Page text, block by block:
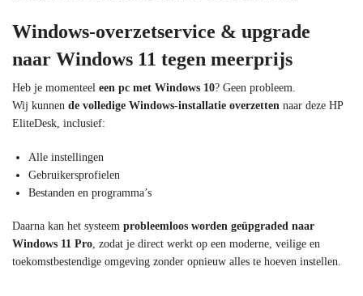
Windows‑overzetservice & upgrade
naar Windows 11 tegen meerprijs
Heb je momenteel een pc met Windows 10? Geen probleem.
Wij kunnen de volledige Windows‑installatie overzetten naar deze HP
EliteDesk, inclusief:
Alle instellingen
Gebruikersprofielen
Bestanden en programma’s
Daarna kan het systeem probleemloos worden geüpgraded naar
Windows 11 Pro, zodat je direct werkt op een moderne, veilige en
toekomstbestendige omgeving zonder opnieuw alles te hoeven instellen.